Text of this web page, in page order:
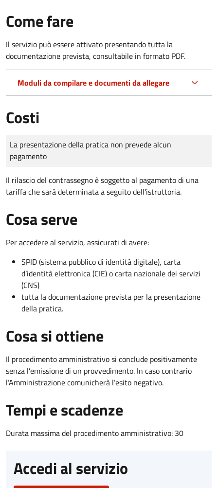
Come fare
Il servizio può essere attivato presentando tutta la
documentazione prevista, consultabile in formato PDF.
Moduli da compilare e documenti da allegare
Costi
Tipo di pagamento
Importo
La presentazione della pratica non prevede alcun
pagamento
Il rilascio del contrassegno è soggetto al pagamento di una
tariffa che sarà determinata a seguito dell'istruttoria.
Cosa serve
Per accedere al servizio, assicurati di avere:
SPID (sistema pubblico di identità digitale), carta
d’identità elettronica (CIE) o carta nazionale dei servizi
(CNS)
tutta la documentazione prevista per la presentazione
della pratica.
Cosa si ottiene
Il procedimento amministrativo si conclude positivamente
senza l’emissione di un provvedimento. In caso contrario
l’Amministrazione comunicherà l’esito negativo.
Tempi e scadenze
Durata massima del procedimento amministrativo: 30
Accedi al servizio